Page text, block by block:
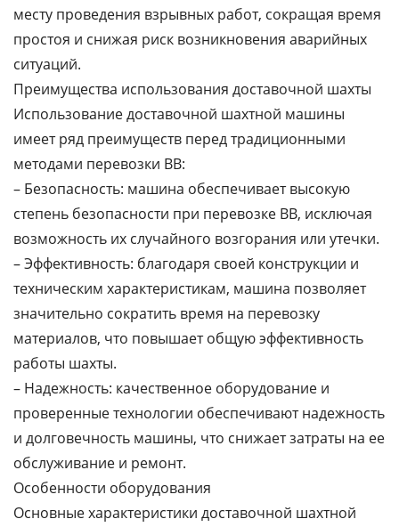
месту проведения взрывных работ, сокращая время
простоя и снижая риск возникновения аварийных
ситуаций.
Преимущества использования доставочной шахты
Использование доставочной шахтной машины
имеет ряд преимуществ перед традиционными
методами перевозки ВВ:
– Безопасность: машина обеспечивает высокую
степень безопасности при перевозке ВВ, исключая
возможность их случайного возгорания или утечки.
– Эффективность: благодаря своей конструкции и
техническим характеристикам, машина позволяет
значительно сократить время на перевозку
материалов, что повышает общую эффективность
работы шахты.
– Надежность: качественное оборудование и
проверенные технологии обеспечивают надежность
и долговечность машины, что снижает затраты на ее
обслуживание и ремонт.
Особенности оборудования
Основные характеристики доставочной шахтной